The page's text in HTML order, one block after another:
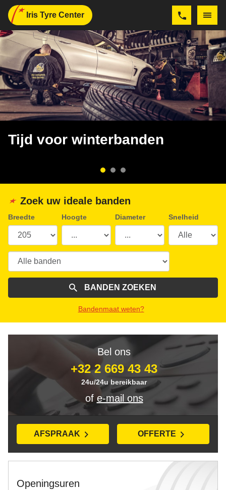
Iris Tyre Center
Tijd voor winterbanden
Zoek uw ideale banden
Breedte Hoogte Diameter Snelheid
BANDEN ZOEKEN
Bandenmaat weten?
Bel ons
+32 2 669 43 43
24u/24u bereikbaar
ofe-mail ons
AFSPRAAK OFFERTE
Openingsuren